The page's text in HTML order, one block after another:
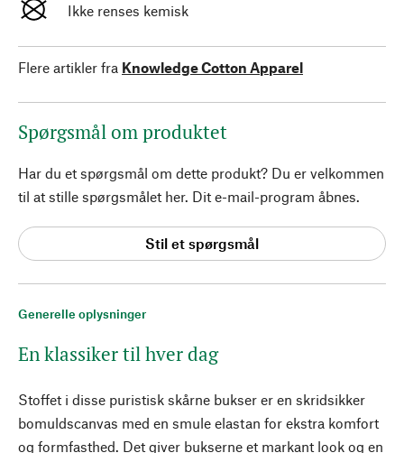
Generelle oplysninger
En klassiker til hver dag
Stoffet i disse puristisk skårne bukser er en skridsikker
bomuldscanvas med en smule elastan for ekstra komfort
og formfasthed. Det giver bukserne et markant look og en
Ikke renses kemisk
Flere artikler fra Knowledge Cotton Apparel
Spørgsmål om produktet
Har du et spørgsmål om dette produkt? Du er velkommen
til at stille spørgsmålet her. Dit e-mail-program åbnes.
Stil et spørgsmål